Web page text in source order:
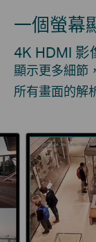
一個螢幕
4K HDMI 影
顯示更多細節
所有畫面的解